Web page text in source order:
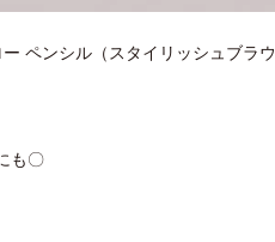
ペンシル（スタイリッシュブラウ
も〇